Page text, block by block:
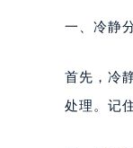
一、冷静
首先，冷
处理。记